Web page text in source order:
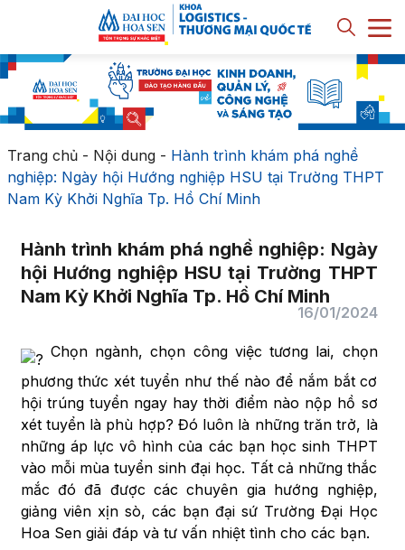
Trang chủ- Nội dung- Hành trình khám phá nghề
nghiệp: Ngày hội Hướng nghiệp HSU tại Trường THPT
Nam Kỳ Khởi Nghĩa Tp. Hồ Chí Minh
Hành trình khám phá nghề nghiệp: Ngày
hội Hướng nghiệp HSU tại Trường THPT
Nam Kỳ Khởi Nghĩa Tp. Hồ Chí Minh
16/01/2024
Chọn ngành, chọn công việc tương lai, chọn
phương thức xét tuyển như thế nào để nắm bắt cơ
hội trúng tuyển ngay hay thời điểm nào nộp hồ sơ
xét tuyển là phù hợp? Đó luôn là những trăn trở, là
những áp lực vô hình của các bạn học sinh THPT
vào mỗi mùa tuyển sinh đại học. Tất cả những thắc
mắc đó đã được các chuyên gia hướng nghiệp,
giảng viên xịn sò, các bạn đại sứ Trường Đại Học
Hoa Sen giải đáp và tư vấn nhiệt tình cho các bạn.